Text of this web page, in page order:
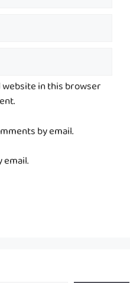
website in this browser
by email.